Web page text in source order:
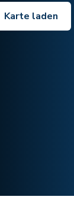
Karte laden